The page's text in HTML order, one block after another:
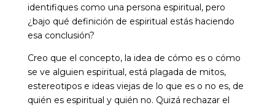
identifiques como una persona espiritual, pero
¿bajo qué definición de espiritual estás haciendo
esa conclusión?
Creo que el concepto, la idea de cómo es o cómo
se ve alguien espiritual, está plagada de mitos,
estereotipos e ideas viejas de lo que es o no es, de
quién es espiritual y quién no. Quizá rechazar el